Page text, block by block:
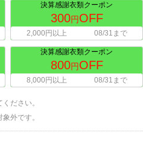
決算感謝衣類クーポン
300円OFF
2,000円以上 08/31まで
決算感謝衣類クーポン
800円OFF
8,000円以上 08/31まで
ださい。
外です。